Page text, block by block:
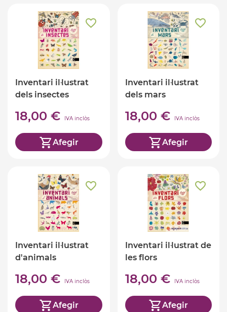
Inventari il·lustrat
dels insectes
18,00 € IVA inclòs
Afegir
Inventari il·lustrat
dels mars
18,00 € IVA inclòs
Afegir
Inventari il·lustrat
d'animals
18,00 € IVA inclòs
Afegir
Inventari il·lustrat de
les flors
18,00 € IVA inclòs
Afegir